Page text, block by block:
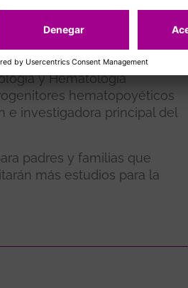
limitar las opciones de
de médula ósea. El hecho
este estudio es un avance
, afirma la Dra.
y Hematología
hematopoyéticos
e investigadora principal del
padres y familias que
más estudios para la